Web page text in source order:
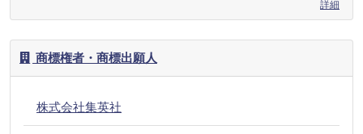
詳細
商標権者・商標出願人
株式会社集英社